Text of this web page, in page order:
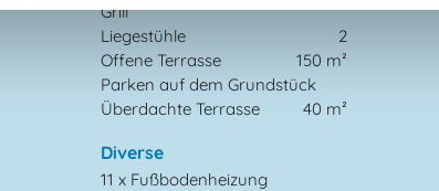
Grill
Liegestühle
2
Offene Terrasse
150 m²
Parken auf dem Grundstück
Überdachte Terrasse
40 m²
Diverse
11 x Fußbodenheizung